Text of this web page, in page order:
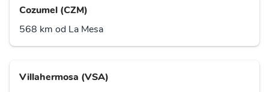
Cozumel (CZM)
568 km od La Mesa
Villahermosa (VSA)